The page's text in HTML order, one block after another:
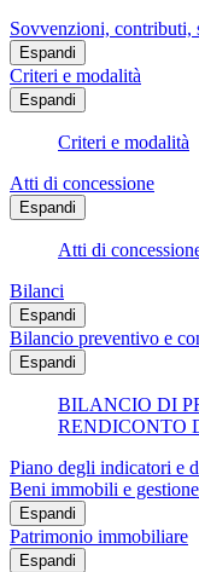
Sovvenzioni, contributi,
Espandi
Criteri e modalità
Espandi
Criteri e modalità
Atti di concessione
Espandi
Atti di
Bilanci
Espandi
Bilancio preventivo e
Espandi
BILANCIO DI
RENDICONTO
Piano degli indicatori e
Beni immobili e
Espandi
Patrimonio immobiliare
Espandi